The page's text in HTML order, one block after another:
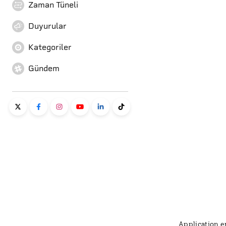
Zaman Tüneli
Duyurular
Kategoriler
Gündem
Application